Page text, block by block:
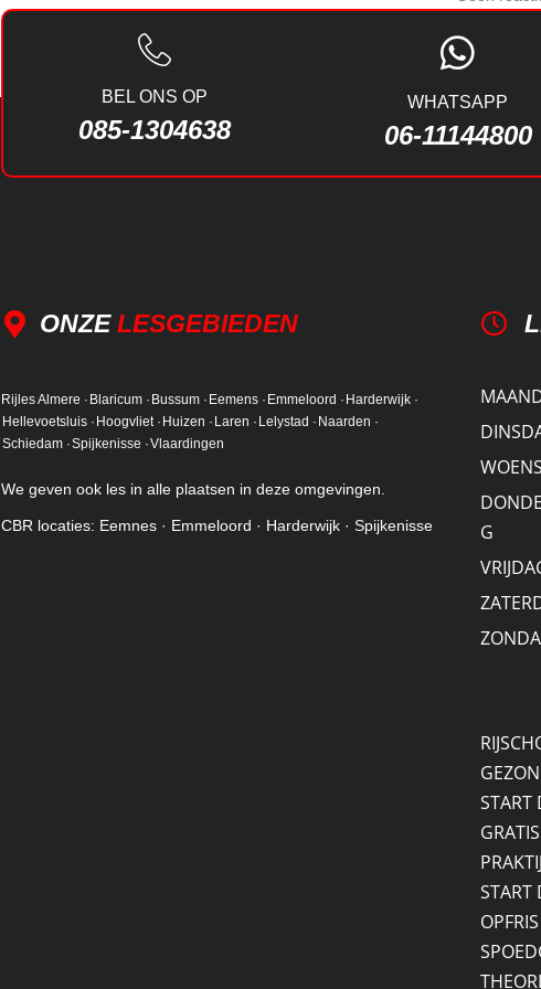
BEL ONS OP
085-1304638
WHATSAPP
06-11144800
ONZELESGEBIEDEN
Rijles Almere · Blaricum · Bussum · Eemens · Emmeloord · Harderwijk ·
Hellevoetsluis · Hoogvliet · Huizen · Laren · Lelystad · Naarden ·
Schiedam ·Spijkenisse ·Vlaardingen
We geven ook les in alle plaatsen in deze omgevingen.
CBR locaties: Eemnes · Emmeloord · Harderwijk · Spijkenisse
G
START
START